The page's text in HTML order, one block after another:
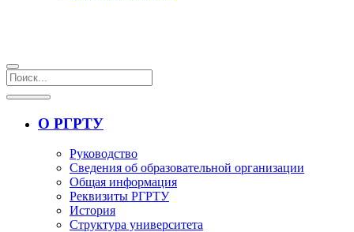
О РГРТУ
Руководство
Сведения об образовательной организации
Общая информация
Реквизиты РГРТУ
История
Структура университета